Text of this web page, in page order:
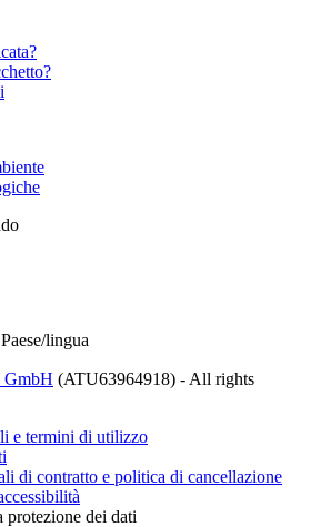
lingua
GmbH (ATU63964918) - All rights
e termini di utilizzo
di contratto e politica di cancellazione
protezione dei dati